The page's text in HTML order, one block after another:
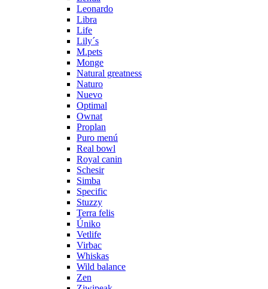
Leonardo
Libra
Life
Lily´s
M.pets
Monge
Natural greatness
Naturo
Nuevo
Optimal
Ownat
Proplan
Puro menú
Real bowl
Royal canin
Schesir
Simba
Specific
Stuzzy
Terra felis
Úniko
Vetlife
Virbac
Whiskas
Wild balance
Zen